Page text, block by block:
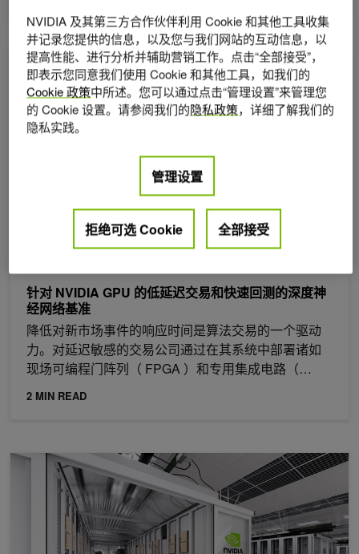
针对 NVIDIA GPU 的低延迟交易和快速回测的深度神
经网络基准
降低对新市场事件的响应时间是算法交易的一个驱动
力。对延迟敏感的交易公司通过在其系统中部署诸如
现场可编程门阵列（ FPGA ）和专用集成电路（…
2 MIN READ
针对 NVIDIA GPU 的低延迟交易和快速回测的深度神经网络基准
领先的 MLPerf Training 2.1 ，具有针对 AI 的全栈优化
NVIDIA 及其第三方合作伙伴利用 Cookie 和其他工具收集
并记录您提供的信息，以及您与我们网站的互动信息，以
提高性能、进行分析并辅助营销工作。点击“全部接受”，
即表示您同意我们使用 Cookie 和其他工具，如我们的
Cookie 政策中所述。您可以通过点击“管理设置”来管理您
的 Cookie 设置。请参阅我们的隐私政策，详细了解我们的
隐私实践。
管理设置
拒绝可选 Cookie 全部接受